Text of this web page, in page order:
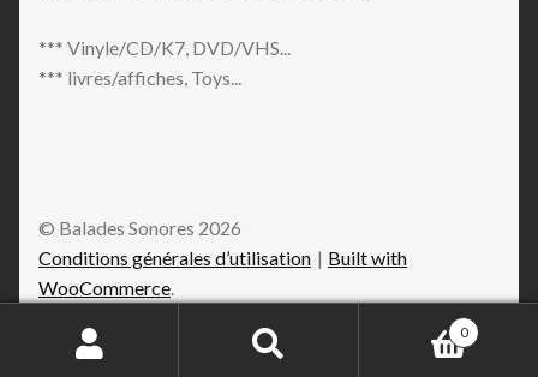
*** Vinyle/CD/K7, DVD/VHS...
*** livres/affiches, Toys...
© Balades Sonores 2026
Conditions générales d’utilisation
Built with
WooCommerce.
Recherche
Recherche
0